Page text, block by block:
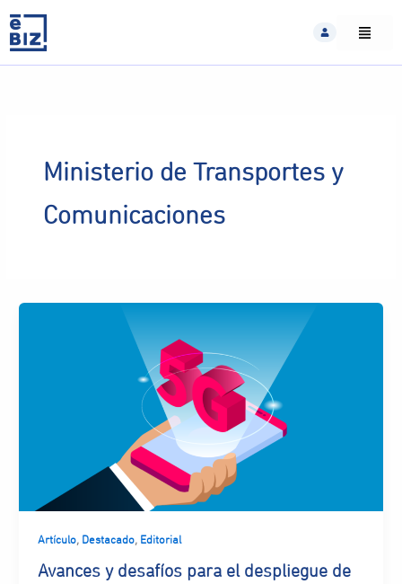
content
Ministerio de Transportes y
Comunicaciones
Artículo, Destacado, Editorial
Avances y desafíos para el despliegue de